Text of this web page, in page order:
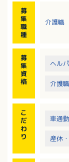
募
集
職
種
介護職
募
集
資
格
ヘル
介護
こ
だ
わ
り
車通
産休